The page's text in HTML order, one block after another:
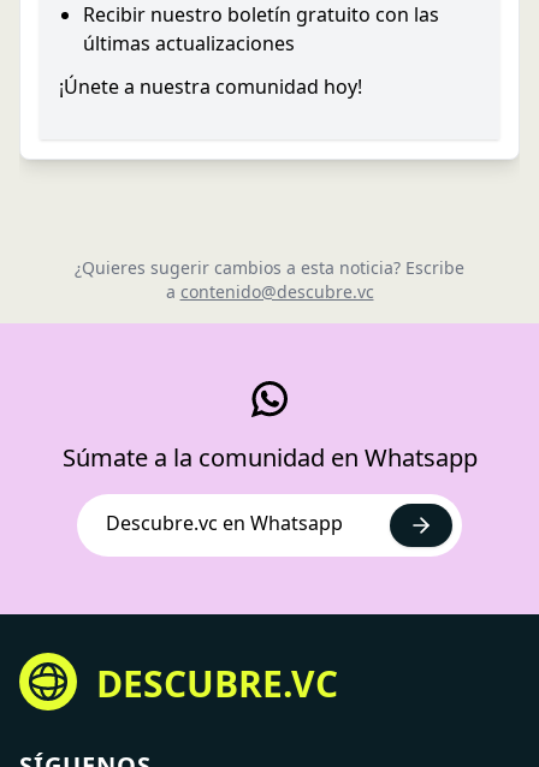
Recibir nuestro boletín gratuito con las
últimas actualizaciones
¡Únete a nuestra comunidad hoy!
¿Quieres sugerir cambios a esta noticia? Escribe
a contenido@descubre.vc
Súmate a la comunidad en Whatsapp
Descubre.vc en Whatsapp
DESCUBRE.VC